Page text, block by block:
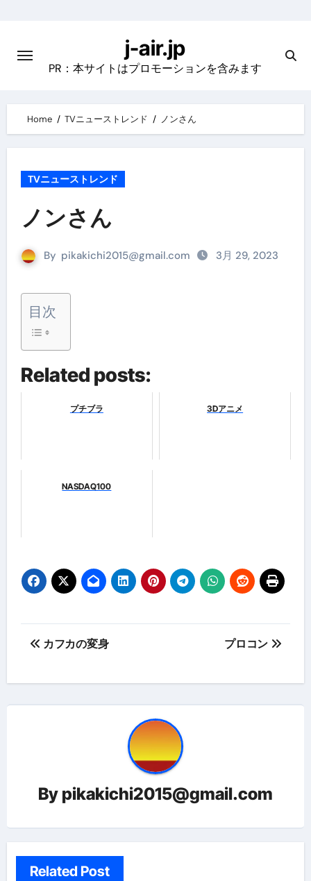
content
j-air.jp
PR：本サイトはプロモーションを含みます
Home TVニューストレンド ノンさん
TVニューストレンド
ノンさん
By pikakichi2015@gmail.com 3月 29, 2023
目次
Related posts:
プチブラ 3Dアニメ
NASDAQ100
投
シ
ョ
ン
カフカの変身 プロコン
By pikakichi2015@gmail.com
Related Post